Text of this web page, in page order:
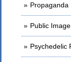
Propaganda
Public
Psychedelic